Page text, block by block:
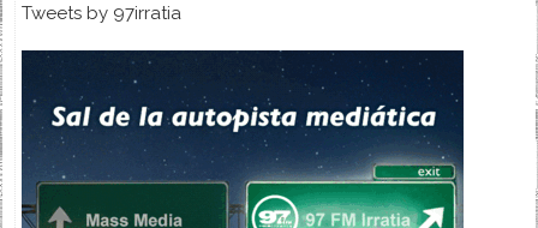
Tweets by 97irratia